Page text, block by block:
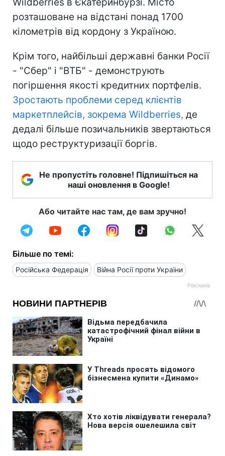
розташоване на відстані понад 1700
кілометрів від кордону з Україною.
Крім того, найбільші державні банки Росії
- "Сбер" і "ВТБ" - демонструють
погіршення якості кредитних портфелів.
Зростають проблеми серед клієнтів
маркетплейсів, зокрема Wildberries, де
дедалі більше позичальників звертаються
щодо реструктуризації боргів.
Не пропустіть головне! Підпишіться на
наші оновлення в Google!
Або читайте нас там, де вам зручно!
Більше по темі:
Російська Федерація Війна Росії проти України